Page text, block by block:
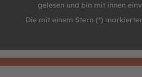
gelesen und bin mit ihnen
Die mit einem Stern (*)